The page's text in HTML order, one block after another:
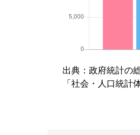
出典：政府統計の
「社会・人口統計